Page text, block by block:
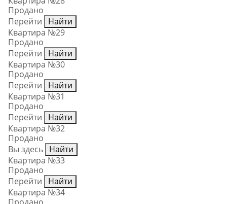
Продано
Перейти
Найти
Квартира №29
Продано
Перейти
Найти
Квартира №30
Продано
Перейти
Найти
Квартира №31
Продано
Перейти
Найти
Квартира №32
Продано
Вы здесь Найти
Квартира №33
Продано
Перейти
Найти
Квартира №34